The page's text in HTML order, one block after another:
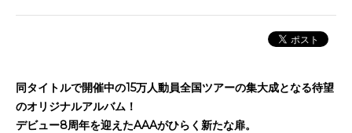
同タイトルで開催中の15万人動員全国ツアーの集大成となる待望
のオリジナルアルバム！
デビュー8周年を迎えたAAAがひらく新たな扉。